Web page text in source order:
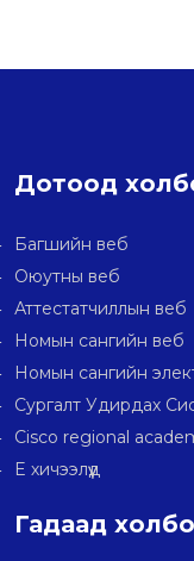
Дотоод
Багшийн веб
Оюутны веб
Аттестатчиллын веб
Номын сангийн веб
Номын сангийн
Сургалт Удирдах
Cisco regional
E хичээлүүд
Гадаад